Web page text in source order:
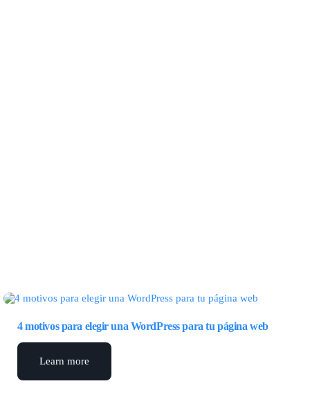
4 motivos para elegir una WordPress para tu página web
Learn more